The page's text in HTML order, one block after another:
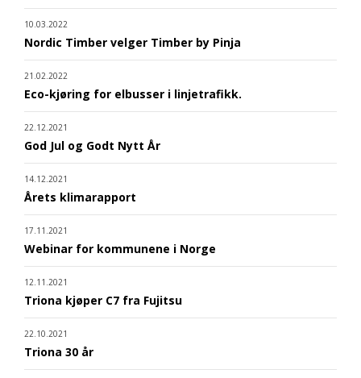
10.03.2022
Nordic Timber velger Timber by Pinja
21.02.2022
Eco-kjøring for elbusser i linjetrafikk.
22.12.2021
God Jul og Godt Nytt År
14.12.2021
Årets klimarapport
17.11.2021
Webinar for kommunene i Norge
12.11.2021
Triona kjøper C7 fra Fujitsu
22.10.2021
Triona 30 år